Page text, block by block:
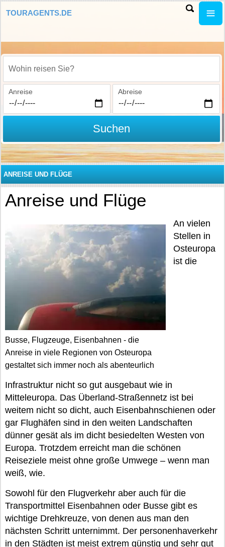
TOURAGENTS.DE
Wohin reisen Sie?
Anreise Abreise
Suchen
ANREISE UND FLÜGE
Anreise und Flüge
Busse, Flugzeuge, Eisenbahnen - die
Anreise in viele Regionen von Osteuropa
gestaltet sich immer noch als abenteurlich
An vielen
Stellen in
Osteuropa
ist die
Infrastruktur nicht so gut ausgebaut wie in
Mitteleuropa. Das Überland-Straßennetz ist bei
weitem nicht so dicht, auch Eisenbahnschienen oder
gar Flughäfen sind in den weiten Landschaften
dünner gesät als im dicht besiedelten Westen von
Europa. Trotzdem erreicht man die schönen
Reiseziele meist ohne große Umwege – wenn man
weiß, wie.
Sowohl für den Flugverkehr aber auch für die
Transportmittel Eisenbahnen oder Busse gibt es
wichtige Drehkreuze, von denen aus man den
nächsten Schritt unternimmt. Der personenhaverkehr
in den Städten ist meist extrem günstig und sehr gut